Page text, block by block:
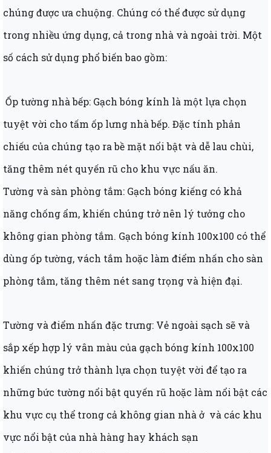
chúng được ưa chuộng. Chúng có thể được sử dụng
trong nhiều ứng dụng, cả trong nhà và ngoài trời. Một
số cách sử dụng phổ biến bao gồm:
Ốp tường nhà bếp: Gạch bóng kính là một lựa chọn
tuyệt vời cho tấm ốp lưng nhà bếp. Đặc tính phản
chiếu của chúng tạo ra bề mặt nổi bật và dễ lau chùi,
tăng thêm nét quyến rũ cho khu vực nấu ăn.
Tường và sàn phòng tắm: Gạch bóng kiếng có khả
năng chống ẩm, khiến chúng trở nên lý tưởng cho
không gian phòng tắm. Gạch bóng kính 100x100 có thể
dùng ốp tường, vách tắm hoặc làm điểm nhấn cho sàn
phòng tắm, tăng thêm nét sang trọng và hiện đại.
Tường và điểm nhấn đặc trưng: Vẻ ngoài sạch sẽ và
sắp xếp hợp lý vân màu của gạch bóng kính 100x100
khiến chúng trở thành lựa chọn tuyệt vời để tạo ra
những bức tường nổi bật quyến rũ hoặc làm nổi bật các
khu vực cụ thể trong cả không gian nhà ở và các khu
vực nổi bật của nhà hàng hay khách sạn